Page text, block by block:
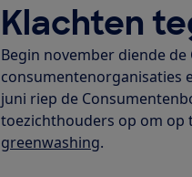
Klachten
Begin november diende
consumentenorganisaties
juni riep de
toezichthouders op om op
greenwashing.